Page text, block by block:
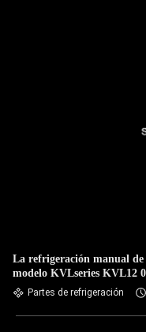
La refrigeración manual
modelo KVLseries KVL12
presión del cárter del motor
Partes de refrigeración